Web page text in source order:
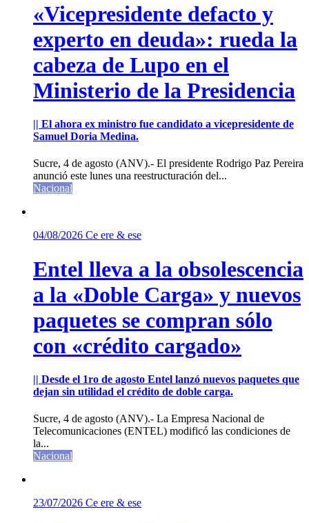
«Vicepresidente defacto y
experto en deuda»: rueda la
cabeza de Lupo en el
Ministerio de la Presidencia
|| El ahora ex ministro fue candidato a vicepresidente de
Samuel Doria Medina.
Sucre, 4 de agosto (ANV).- El presidente Rodrigo Paz Pereira
anunció este lunes una reestructuración del...
Nacional
04/08/2026 Ce ere & ese
Entel lleva a la obsolescencia
a la «Doble Carga» y nuevos
paquetes se compran sólo
con «crédito cargado»
|| Desde el 1ro de agosto Entel lanzó nuevos paquetes que
dejan sin utilidad el crédito de doble carga.
Sucre, 4 de agosto (ANV).- La Empresa Nacional de
Telecomunicaciones (ENTEL) modificó las condiciones de
la...
Nacional
23/07/2026 Ce ere & ese